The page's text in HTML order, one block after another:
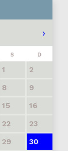
›
S D
1
2
8
9
15
16
22
23
29
30